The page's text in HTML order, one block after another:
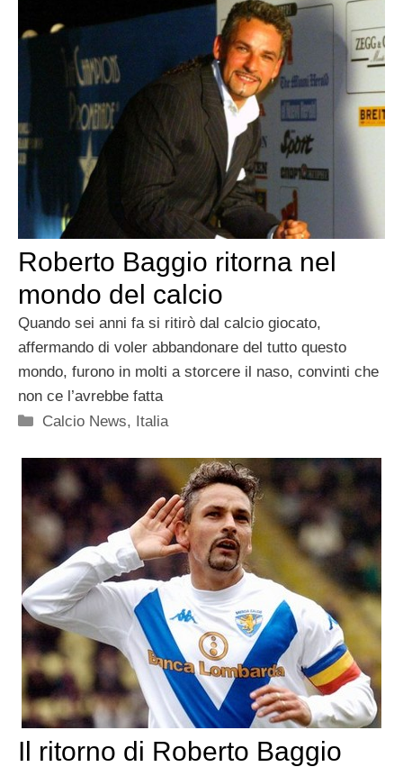
Roberto Baggio ritorna nel
mondo del calcio
Quando sei anni fa si ritirò dal calcio giocato,
affermando di voler abbandonare del tutto questo
mondo, furono in molti a storcere il naso, convinti che
non ce l’avrebbe fatta
Categorie
Calcio News, Italia
Il ritorno di Roberto Baggio